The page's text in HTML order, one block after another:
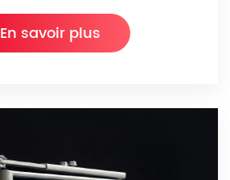
En savoir plus